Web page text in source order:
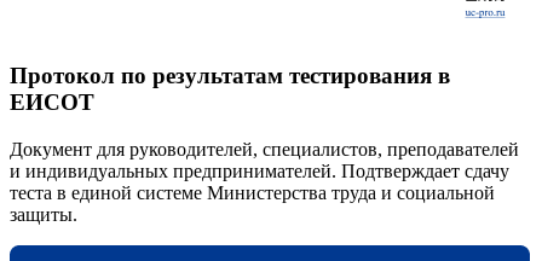
Протокол по результатам тестирования в
ЕИСОТ
Документ для руководителей, специалистов, преподавателей
и индивидуальных предпринимателей. Подтверждает сдачу
теста в единой системе Министерства труда и социальной
защиты.